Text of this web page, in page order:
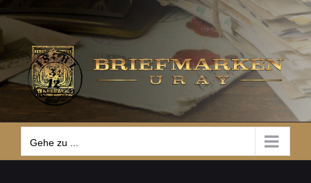
Zum
Inhalt
springen
Gehe zu ...
Gehe zu ...